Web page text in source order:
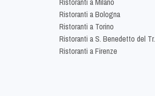
Ristoranti a Bologna
Ristoranti a Torino
Ristoranti a S. Benedetto del Tr.
Ristoranti a Firenze